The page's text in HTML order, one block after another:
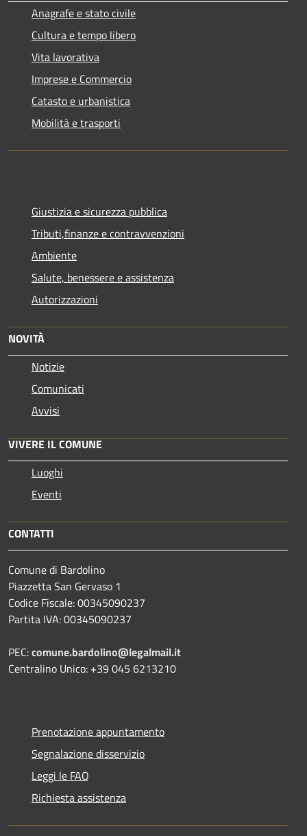
Anagrafe e stato civile
Cultura e tempo libero
Vita lavorativa
Imprese e Commercio
Catasto e urbanistica
Mobilità e trasporti
Giustizia e sicurezza pubblica
Tributi,finanze e contravvenzioni
Ambiente
Salute, benessere e assistenza
Autorizzazioni
NOVITÀ
Notizie
Comunicati
Avvisi
VIVERE IL COMUNE
Luoghi
Eventi
CONTATTI
Comune di Bardolino
Piazzetta San Gervaso 1
Codice Fiscale: 00345090237
Partita IVA: 00345090237
PEC:comune.bardolino@legalmail.it
Centralino Unico: +39 045 6213210
Prenotazione appuntamento
Segnalazione disservizio
Leggi le FAQ
Richiesta assistenza